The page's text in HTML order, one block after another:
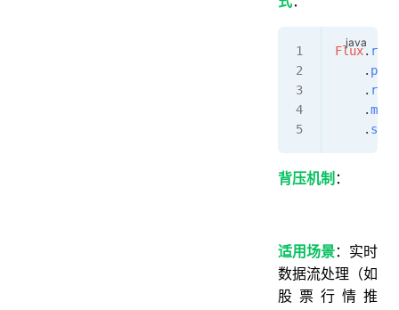
Flux.
    .
    .
    .
map
    .
背压机制 ：
适用场景：实时
数据流处理（如
股票行情推